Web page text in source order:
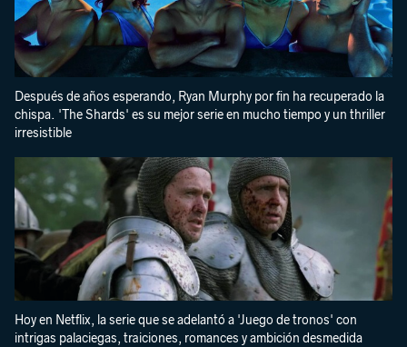
Después de años esperando, Ryan Murphy por fin ha recuperado la
chispa. 'The Shards' es su mejor serie en mucho tiempo y un thriller
irresistible
Hoy en Netflix, la serie que se adelantó a 'Juego de tronos' con
intrigas palaciegas, traiciones, romances y ambición desmedida